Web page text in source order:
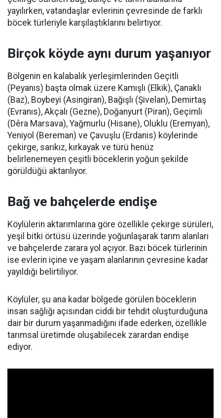
yayılırken, vatandaşlar evlerinin çevresinde de farklı
böcek türleriyle karşılaştıklarını belirtiyor.
Birçok köyde aynı durum yaşanıyor
Bölgenin en kalabalık yerleşimlerinden Geçitli
(Peyanıs) başta olmak üzere Kamışlı (Elkik), Çanaklı
(Baz), Boybeyi (Asingiran), Bağışlı (Şivelan), Demirtaş
(Evranıs), Akçalı (Gezne), Doğanyurt (Piran), Geçimli
(Dêra Marsava), Yağmurlu (Hisane), Oluklu (Eremyan),
Yeniyol (Bereman) ve Çavuşlu (Erdanis) köylerinde
çekirge, sarıkız, kırkayak ve türü henüz
belirlenemeyen çeşitli böceklerin yoğun şekilde
görüldüğü aktarılıyor.
Bağ ve bahçelerde endişe
Köylülerin aktarımlarına göre özellikle çekirge sürüleri,
yeşil bitki örtüsü üzerinde yoğunlaşarak tarım alanları
ve bahçelerde zarara yol açıyor. Bazı böcek türlerinin
ise evlerin içine ve yaşam alanlarının çevresine kadar
yayıldığı belirtiliyor.
Köylüler, şu ana kadar bölgede görülen böceklerin
insan sağlığı açısından ciddi bir tehdit oluşturduğuna
dair bir durum yaşanmadığını ifade ederken, özellikle
tarımsal üretimde oluşabilecek zarardan endişe
ediyor.